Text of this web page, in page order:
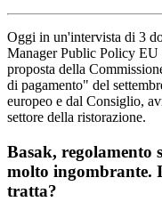
Oggi in un'intervista di 3
Manager Public Policy
proposta della
di pagamento" del
europeo e dal Consiglio,
settore della ristorazione.
Basak, regolamento
molto ingombrante.
tratta?